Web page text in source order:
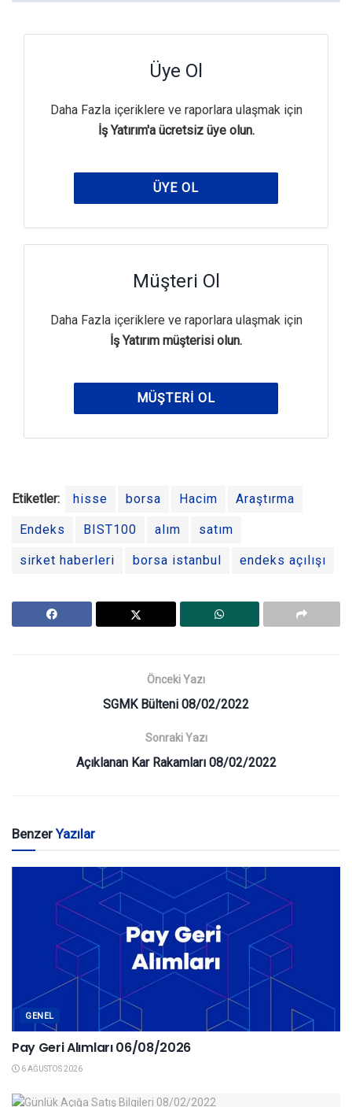
Üye Ol
Daha Fazla içeriklere ve raporlara ulaşmak için
İş Yatırım'a ücretsiz üye olun.
ÜYE OL
Müşteri Ol
Daha Fazla içeriklere ve raporlara ulaşmak için
İş Yatırım müşterisi olun.
MÜŞTERI OL
Etiketler: hisse borsa Hacim Araştırma
Endeks BIST100 alım satım
sirket haberleri borsa istanbul endeks açılışı
Önceki Yazı
SGMK Bülteni 08/02/2022
Sonraki Yazı
Açıklanan Kar Rakamları 08/02/2022
BenzerYazılar
GENEL
Pay Geri Alımları 06/08/2026
6 AĞUSTOS 2026